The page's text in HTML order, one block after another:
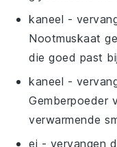
kaneel -
Nootmuskaat
die goed past
kaneel -
Gemberpoeder
verwarmende
ei - vervangen